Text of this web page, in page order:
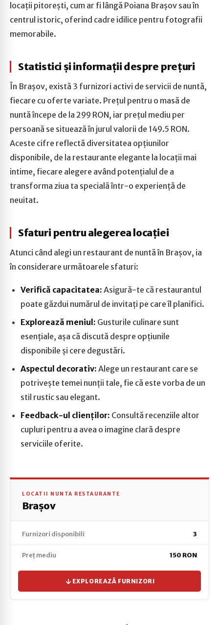
locații pitorești, cum ar fi lângă Poiana Brașov sau în
centrul istoric, oferind cadre idilice pentru fotografii
memorabile.
Statistici și informații despre prețuri
În Brașov, există 3 furnizori activi de servicii de nuntă,
fiecare cu oferte variate. Prețul pentru o masă de
nuntă începe de la 299 RON, iar prețul mediu per
persoană se situează în jurul valorii de 149.5 RON.
Aceste cifre reflectă diversitatea opțiunilor
disponibile, de la restaurante elegante la locații mai
intime, fiecare alegere având potențialul de a
transforma ziua ta specială într-o experiență de
neuitat.
Sfaturi pentru alegerea locației
Atunci când alegi un restaurant de nuntă în Brașov, ia
în considerare următoarele sfaturi:
Verifică capacitatea: Asigură-te că restaurantul
poate găzdui numărul de invitați pe care îl planifici.
Explorează meniul: Gusturile culinare sunt
esențiale, așa că discută despre opțiunile
disponibile și cere degustări.
Aspectul decorativ: Alege un restaurant care se
potrivește temei nunții tale, fie că este vorba de un
stil rustic sau elegant.
Feedback-ul clienților: Consultă recenziile altor
cupluri pentru a avea o imagine clară despre
serviciile oferite.
LOCATII NUNTA RESTAURANTE
Brașov
Furnizori disponibili 3
Preț mediu 150 RON
EXPLOREAZĂ FURNIZORI